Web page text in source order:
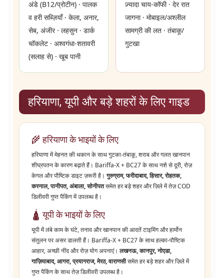
अंडे (B12/प्रोटीन) · पालक
व हरी सब्ज़ियाँ · केला, अनार,
सेब, अंजीर · लहसुन · डार्क
चॉकलेट · अश्वगंधा-शतावरी
(सलाह से) · खूब पानी
ज़्यादा चाय-कॉफी · देर रात
जागना · मोबाइल/अश्लील
सामग्री की लत · तंबाकू/
गुटखा
हरियाणा, यूपी और बड़े शहरों के लिए गाइड
🌾 हरियाणा के भाइयों के लिए
हरियाणा में मेहनत की थकान के साथ गुटका-तंबाकू, शराब और गलत खानपान
शीघ्रपतन के कारण बढ़ाते हैं। Bariffa-X + BC27 के साथ नशे से दूरी, रोज़
केगल और पौष्टिक डाइट ज़रूरी है। गुरुग्राम, फरीदाबाद, हिसार, रोहतक,
करनाल, पानीपत, अंबाला, सोनीपतसमेत हर बड़े शहर और ज़िले में तेज़ COD
डिलीवरी गुप्त पैकिंग में उपलब्ध है।
🛕 यूपी के भाइयों के लिए
यूपी में लंबे काम के घंटे, तनाव और खानपान की आदतें टाइमिंग और हार्मोन
संतुलन पर असर डालती हैं। Bariffa-X + BC27 के साथ हल्का-पौष्टिक
आहार, अच्छी नींद और रोज़ योग अपनाएं। लखनऊ, कानपुर, नोएडा,
गाज़ियाबाद, आगरा, प्रयागराज, मेरठ, वाराणसीसमेत हर बड़े शहर और ज़िले में
गुप्त पैकिंग के साथ तेज़ डिलीवरी उपलब्ध है।